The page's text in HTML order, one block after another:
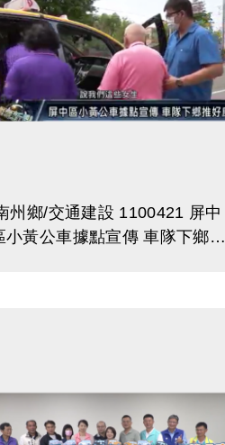
州鄉/交通建設 1100421 屏中
小黃公車據點宣傳 車隊下鄉推